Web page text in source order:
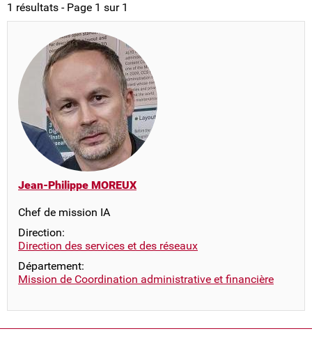
1 résultats - Page 1 sur 1
Jean-Philippe MOREUX
Chef de mission IA
Direction:
Direction des services et des réseaux
Département:
Mission de Coordination administrative et financière